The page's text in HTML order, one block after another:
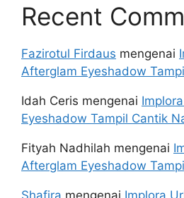
Recent
Fazirotul Firdaus mengenai
Afterglam Eyeshadow
Idah Ceris mengenai
Eyeshadow Tampil Cantik
Fityah Nadhilah mengenai
Afterglam Eyeshadow